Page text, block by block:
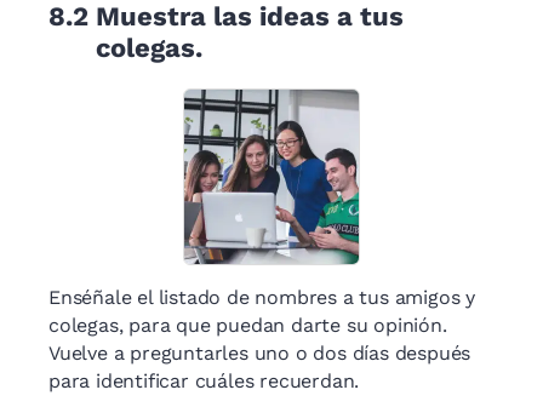
8.2 Muestra las ideas a tus
colegas.
Enséñale el listado de nombres a tus amigos y
colegas, para que puedan darte su opinión.
Vuelve a preguntarles uno o dos días después
para identificar cuáles recuerdan.